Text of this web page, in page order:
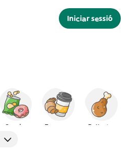
Iniciar sessió
Snacks Esmorzar Pollastre